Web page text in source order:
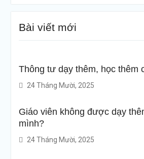
Bài viết mới
Thông tư dạy thêm, học thêm
24 Tháng Mười, 2025
Giáo viên không được dạy
mình?
24 Tháng Mười, 2025